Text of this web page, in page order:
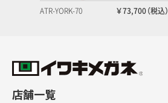
ATR-YORK-70 ￥73,700（税込）
店舗一覧